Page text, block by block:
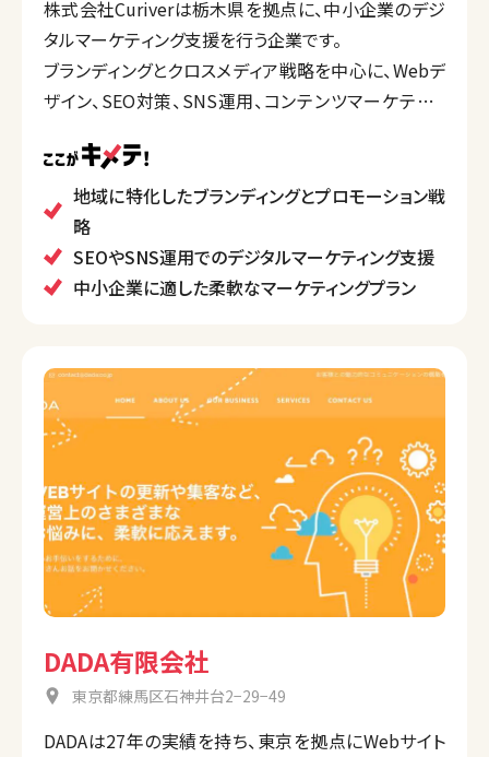
株式会社Curiverは栃木県を拠点に、中小企業のデジ
タルマーケティング支援を行う企業です。
ブランディングとクロスメディア戦略を中心に、Webデ
ザイン、SEO対策、SNS運用、コンテンツマーケティン
けの集客やPRを強化し、クライアントの売上拡大を目
指しています。
また、地元のローカルメディアと連携し、地域に根ざし
たブランディング支援も実施しています。
地域に特化したブランディングとプロモーション戦
略
SEOやSNS運用でのデジタルマーケティング支援
中小企業に適した柔軟なマーケティングプラン
DADA有限会社
東京都練馬区石神井台2−29−49
DADAは27年の実績を持ち、東京を拠点にWebサイト